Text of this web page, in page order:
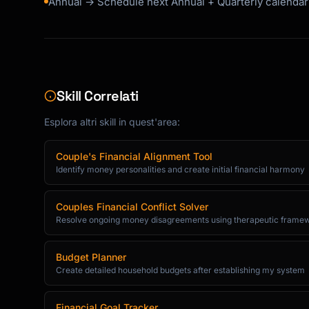
Skill Correlati
Esplora altri skill in quest'area:
Couple's Financial Alignment Tool
Identify money personalities and create initial financial harmony
Couples Financial Conflict Solver
Resolve ongoing money disagreements using therapeutic
Budget Planner
Create detailed household budgets after establishing my system